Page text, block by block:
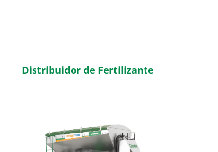
Distribuidor de Fertilizante